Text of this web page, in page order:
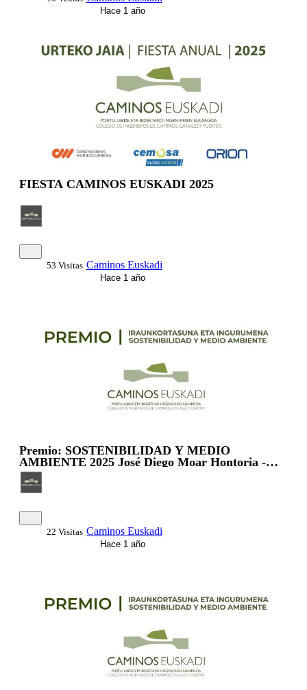
Hace 1 año
FIESTA CAMINOS EUSKADI 2025
53 Visitas Caminos Euskadi
Hace 1 año
Premio: SOSTENIBILIDAD Y MEDIO
AMBIENTE 2025 José Diego Moar Hontoria -
Gerente Grupo Orion
22 Visitas Caminos Euskadi
Hace 1 año